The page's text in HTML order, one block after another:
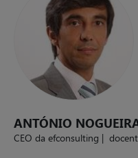
ANTÓNIO
CEO da efconsulting |